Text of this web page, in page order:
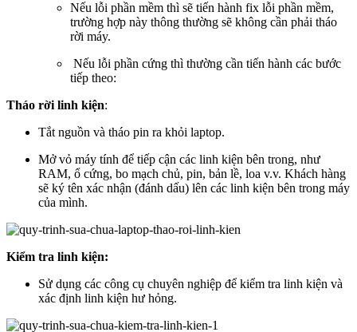
Nếu lỗi phần mềm thì sẽ tiến hành fix lỗi phần mềm,
trường hợp này thông thường sẽ không cần phải tháo
rời máy.
Nếu lỗi phần cứng thì thường cần tiến hành các bước
tiếp theo:
Tháo rời linh kiện:
Tắt nguồn và tháo pin ra khỏi laptop.
Mở vỏ máy tính để tiếp cận các linh kiện bên trong, như
RAM, ổ cứng, bo mạch chủ, pin, bản lề, loa v.v. Khách hàng
sẽ ký tên xác nhận (đánh dấu) lên các linh kiện bên trong máy
của mình.
Kiểm tra linh kiện:
Sử dụng các công cụ chuyên nghiệp để kiểm tra linh kiện và
xác định linh kiện hư hỏng.